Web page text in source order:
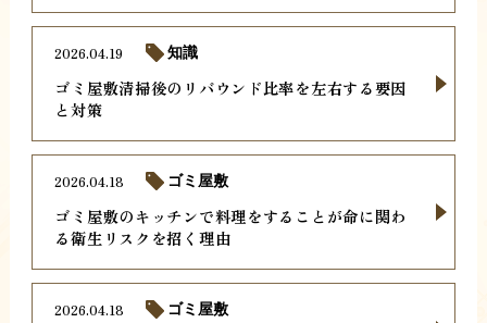
ゴミ屋敷清掃後のリバウンド比率を左右する要因
と対策
2026.04.19 知識
ゴミ屋敷のキッチンで料理をすることが命に関わ
る衛生リスクを招く理由
2026.04.18 ゴミ屋敷
2026.04.18 ゴミ屋敷